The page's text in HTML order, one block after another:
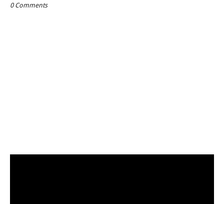
0 Comments